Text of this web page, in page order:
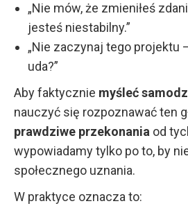
„Nie mów, że zmieniłeś
jesteś niestabilny.”
„Nie zaczynaj tego projektu
uda?”
Aby faktycznie myśleć
nauczyć się rozpoznawać ten
prawdziwe przekonania od
wypowiadamy tylko po to, by
społecznego uznania.
W praktyce oznacza to: